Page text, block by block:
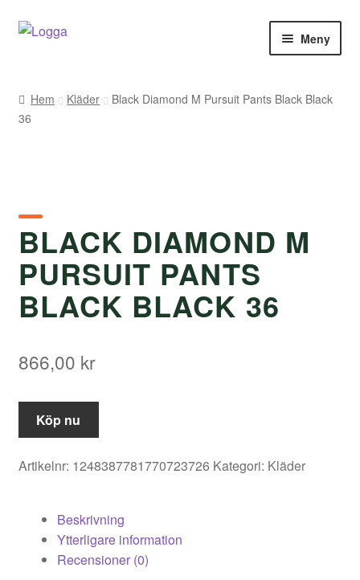
Hoppa
Hoppa
Meny
Kontakt
Varumärken
Väljare
Hem Kläder
Black Diamond M Pursuit Pants Black Black
36
BLACK DIAMOND M
PURSUIT PANTS
BLACK BLACK 36
866,00 kr
Köp nu
Artikelnr: 1248387781770723726 Kategori: Kläder
Beskrivning
Ytterligare information
Recensioner (0)